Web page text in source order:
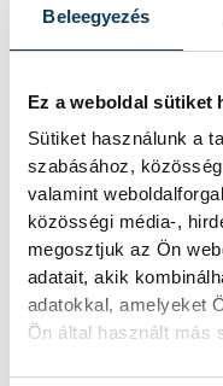
Beleegyezés
Ez a weboldal sütiket
Sütiket használunk a
szabásához,
valamint
közösségi média-,
megosztjuk az Ön
adatait, akik
adatokkal, amelyeket
Ön által használt más
Gerencsér
Nyírbátor:
Orosz,
Csere:
Sánta,
Gólszerzők